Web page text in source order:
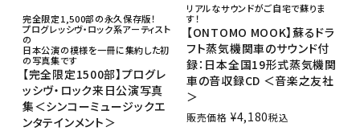
完全限定1,500部の永久保存版！
プログレッシヴ・ロック系アーティスト
の
日本公演の模様を一冊に集約した初
の写真集です
【完全限定1500部】プログレ
ッシヴ・ロック来日公演写真
集＜シンコーミュージックエ
ンタテインメント＞
リアルなサウンドがご自宅で蘇りま
す！
【ONTOMO MOOK】蘇るドラ
フト蒸気機関車のサウンド付
録：日本全国19形式蒸気機関
車の音収録CD ＜音楽之友社
＞
販売価格 ¥4,180税込